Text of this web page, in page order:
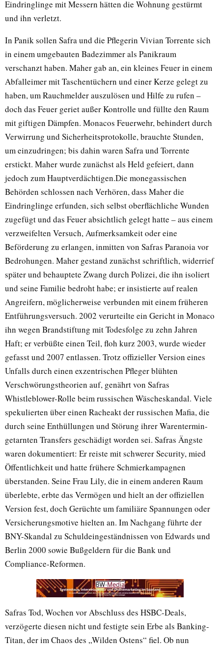
Eindringlinge mit Messern hätten die Wohnung gestürmt
und ihn verletzt.
In Panik sollen Safra und die Pflegerin Vivian Torrente sich
in einem umgebauten Badezimmer als Panikraum
verschanzt haben. Maher gab an, ein kleines Feuer in einem
Abfalleimer mit Taschentüchern und einer Kerze gelegt zu
haben, um Rauchmelder auszulösen und Hilfe zu rufen –
doch das Feuer geriet außer Kontrolle und füllte den Raum
mit giftigen Dämpfen. Monacos Feuerwehr, behindert durch
Verwirrung und Sicherheitsprotokolle, brauchte Stunden,
um einzudringen; bis dahin waren Safra und Torrente
erstickt. Maher wurde zunächst als Held gefeiert, dann
jedoch zum Hauptverdächtigen.Die monegassischen
Behörden schlossen nach Verhören, dass Maher die
Eindringlinge erfunden, sich selbst oberflächliche Wunden
zugefügt und das Feuer absichtlich gelegt hatte – aus einem
verzweifelten Versuch, Aufmerksamkeit oder eine
Beförderung zu erlangen, inmitten von Safras Paranoia vor
Bedrohungen. Maher gestand zunächst schriftlich, widerrief
später und behauptete Zwang durch Polizei, die ihn isoliert
und seine Familie bedroht habe; er insistierte auf realen
Angreifern, möglicherweise verbunden mit einem früheren
Entführungsversuch. 2002 verurteilte ein Gericht in Monaco
ihn wegen Brandstiftung mit Todesfolge zu zehn Jahren
Haft; er verbüßte einen Teil, floh kurz 2003, wurde wieder
gefasst und 2007 entlassen. Trotz offizieller Version eines
Unfalls durch einen exzentrischen Pfleger blühten
Verschwörungstheorien auf, genährt von Safras
Whistleblower-Rolle beim russischen Wäscheskandal. Viele
spekulierten über einen Racheakt der russischen Mafia, die
durch seine Enthüllungen und Störung ihrer Warentermin-
getarnten Transfers geschädigt worden sei. Safras Ängste
waren dokumentiert: Er reiste mit schwerer Security, mied
Öffentlichkeit und hatte frühere Schmierkampagnen
überstanden. Seine Frau Lily, die in einem anderen Raum
überlebte, erbte das Vermögen und hielt an der offiziellen
Version fest, doch Gerüchte um familiäre Spannungen oder
Versicherungsmotive hielten an. Im Nachgang führte der
BNY-Skandal zu Schuldeingeständnissen von Edwards und
Berlin 2000 sowie Bußgeldern für die Bank und
Compliance-Reformen.
Safras Tod, Wochen vor Abschluss des HSBC-Deals,
verzögerte diesen nicht und festigte sein Erbe als Banking-
Titan, der im Chaos des „Wilden Ostens“ fiel. Ob nun